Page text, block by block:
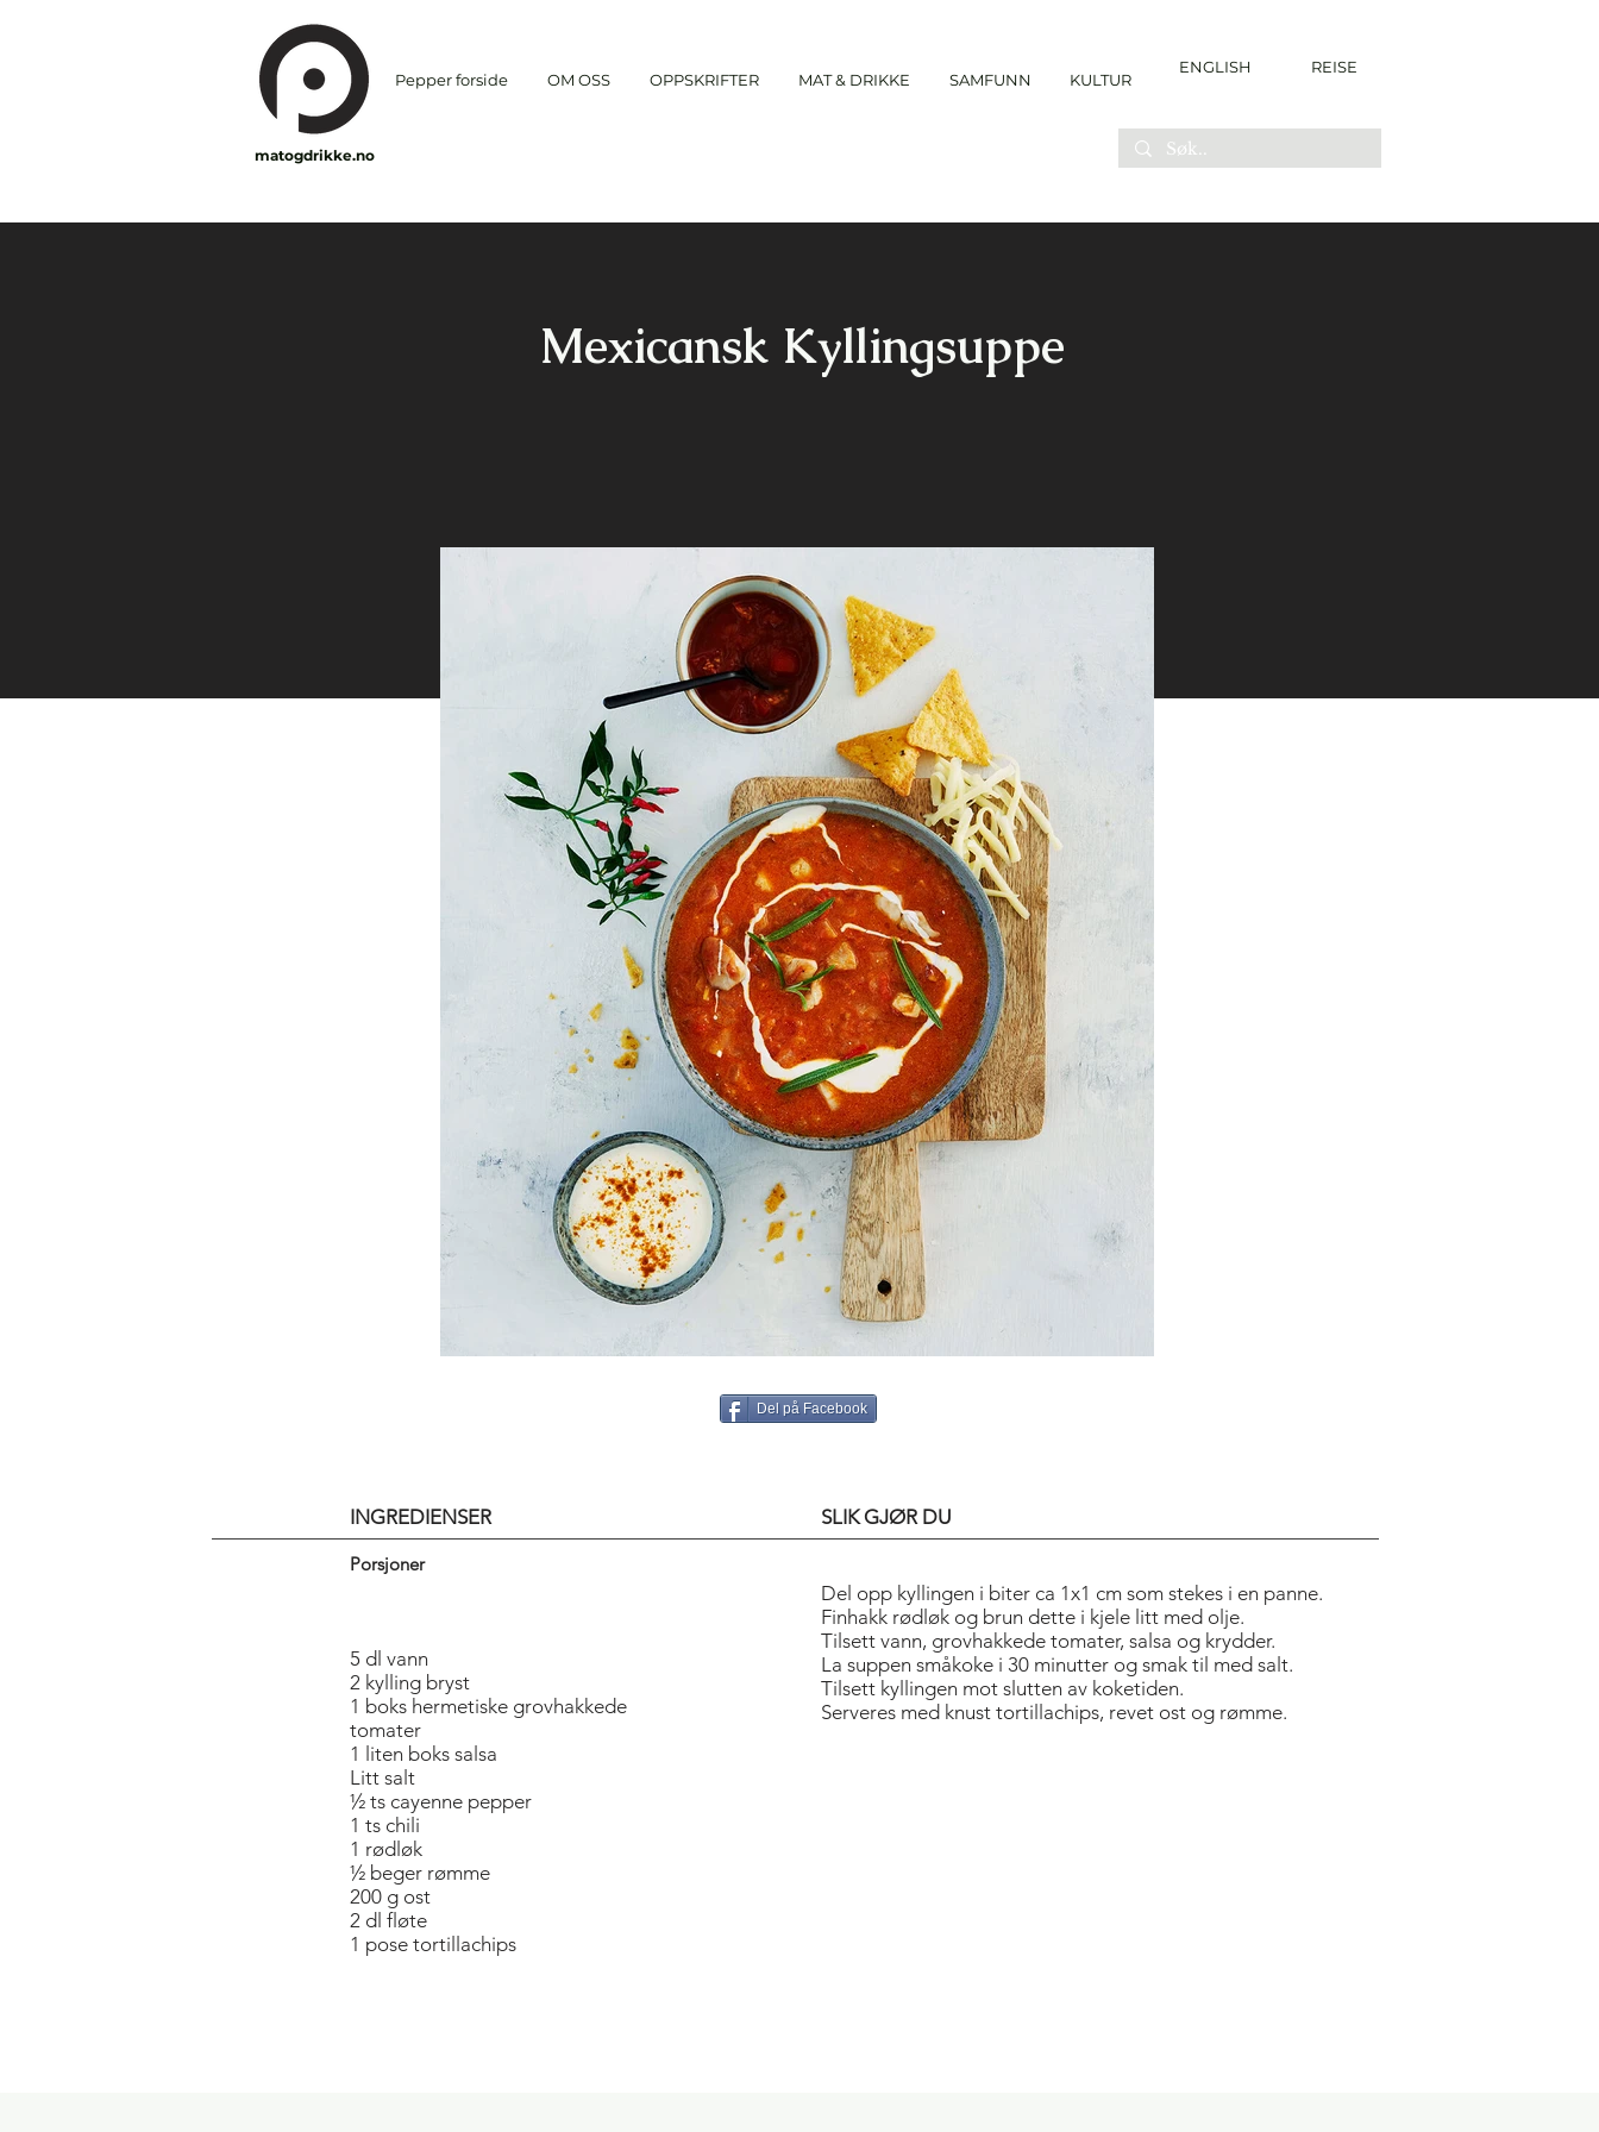
Pepper forside OM OSS OPPSKRIFTER MAT & DRIKKE SAMFUNN KULTUR
ENGLISH REISE
matogdrikke.no
Mexicansk Kyllingsuppe
Del på Facebook
INGREDIENSER SLIK GJØR DU
Porsjoner
5 dl vann
2 kylling bryst
1 boks hermetiske grovhakkede
tomater
1 liten boks salsa
Litt salt
½ ts cayenne pepper
1 ts chili
1 rødløk
½ beger rømme
200 g ost
2 dl fløte
1 pose tortillachips
Del opp kyllingen i biter ca 1x1 cm som stekes i en panne.
Finhakk rødløk og brun dette i kjele litt med olje.
Tilsett vann, grovhakkede tomater, salsa og krydder.
La suppen småkoke i 30 minutter og smak til med salt.
Tilsett kyllingen mot slutten av koketiden.
Serveres med knust tortillachips, revet ost og rømme.